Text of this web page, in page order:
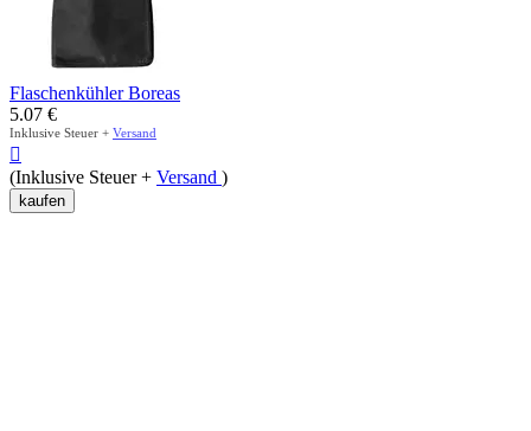
Flaschenkühler Boreas
5.07 €
Inklusive Steuer + Versand

(Inklusive Steuer + Versand )
kaufen